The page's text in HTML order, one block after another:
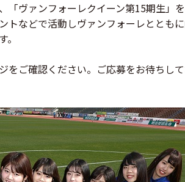
「ヴァンフォーレクイーン第15期生」を
トなどで活動しヴァンフォーレととも
ご確認ください。ご応募をお待ちして